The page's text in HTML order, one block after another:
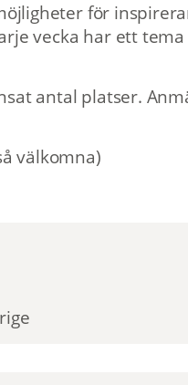
för
vecka har ett
antal platser.
välkomna)